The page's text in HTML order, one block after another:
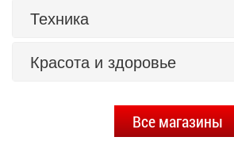
Техника
Красота и здоровье
Все магазины